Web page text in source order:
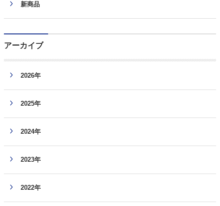
新商品
アーカイブ
2026年
2025年
2024年
2023年
2022年